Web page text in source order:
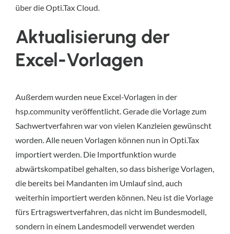
über die Opti.Tax Cloud.
Aktualisierung der
Excel-Vorlagen
Außerdem wurden neue Excel-Vorlagen in der
hsp.community veröffentlicht. Gerade die Vorlage zum
Sachwertverfahren war von vielen Kanzleien gewünscht
worden. Alle neuen Vorlagen können nun in Opti.Tax
importiert werden. Die Importfunktion wurde
abwärtskompatibel gehalten, so dass bisherige Vorlagen,
die bereits bei Mandanten im Umlauf sind, auch
weiterhin importiert werden können. Neu ist die Vorlage
fürs Ertragswertverfahren, das nicht im Bundesmodell,
sondern in einem Landesmodell verwendet werden